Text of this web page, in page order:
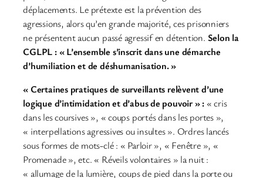
déplacements. Le prétexte est la prévention des
agressions, alors qu’en grande majorité, ces prisonniers
ne présentent aucun passé agressif en détention. Selon la
CGLPL : « L’ensemble s’inscrit dans une démarche
d’humiliation et de déshumanisation. »
« Certaines pratiques de surveillants relèvent d’une
logique d’intimidation et d’abus de pouvoir » : « cris
dans les coursives », « coups portés dans les portes »,
« interpellations agressives ou insultes ». Ordres lancés
sous formes de mots-clé : « Parloir », « Fenêtre », «
Promenade », etc. « Réveils volontaires » la nuit :
« allumage de la lumière, coups de pied dans la porte ou